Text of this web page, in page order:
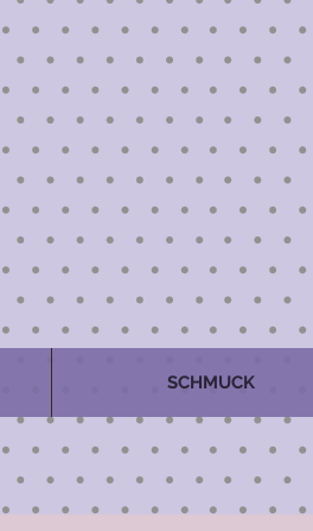
SCHMUCK